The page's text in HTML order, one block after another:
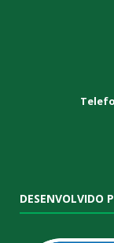
DESENVOLVIDO